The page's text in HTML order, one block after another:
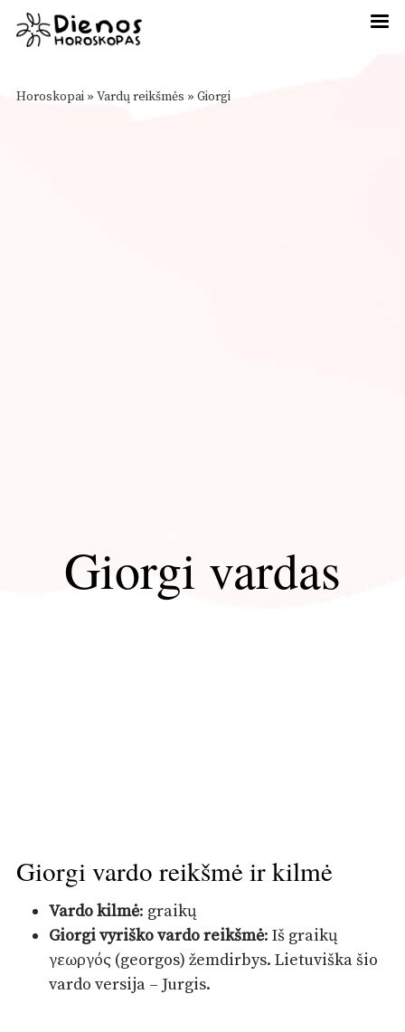
Horoskopai » Vardų reikšmės » Giorgi
Giorgi vardas
Giorgi vardo reikšmė ir kilmė
Vardo kilmė: graikų
Giorgi vyriško vardo reikšmė: Iš graikų
γεωργός (georgos) žemdirbys. Lietuviška šio
vardo versija – Jurgis.